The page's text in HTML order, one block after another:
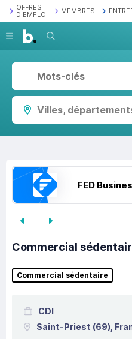
OFFRES
D'EMPLOI
MEMBRES
Recherche
Villes,
FED
Commercial
Commercial sédentaire
CDI
Saint-Priest (69),